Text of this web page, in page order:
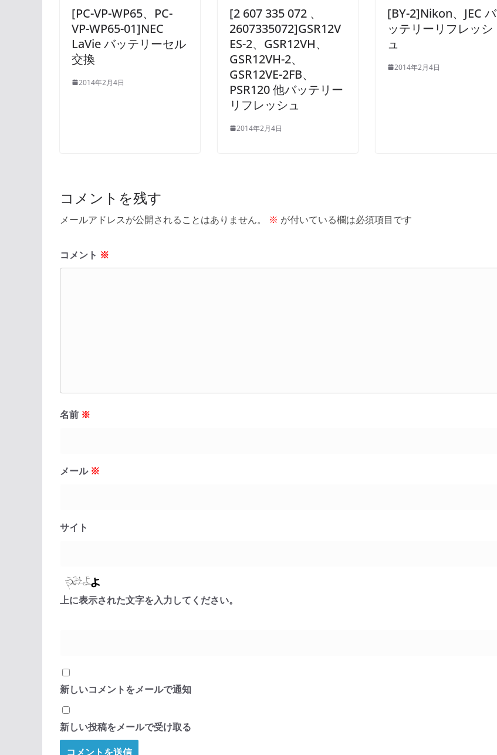
[PC-VP-WP65、PC-
VP-WP65-01]NEC
LaVie バッテリーセル
交換
2014年2月4日
[2 607 335 072 、
2607335072]GSR12V
ES-2、GSR12VH、
GSR12VH-2、
GSR12VE-2FB、
PSR120 他バッテリー
リフレッシュ
2014年2月4日
[BY-2]Nikon、JEC バ
ッテリーリフレッシ
ュ
2014年2月4日
コメントを残す
メールアドレスが公開されることはありません。 ※ が付いている欄は必須項目です
コメント ※
名前 ※
メール ※
サイト
上に表示された文字を入力してください。
新しいコメントをメールで通知
新しい投稿をメールで受け取る